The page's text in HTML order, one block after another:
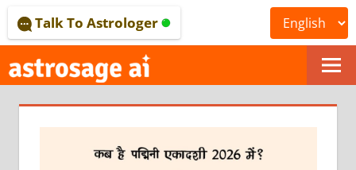
to
content
ONLINE
ASTROLOGICAL
JOURNAL
Talk To Astrologer